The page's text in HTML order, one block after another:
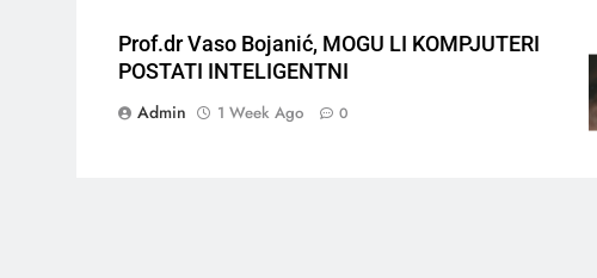
Prof.dr Vaso Bojanić, MOGU LI KOMPJUTERI
POSTATI INTELIGENTNI
Admin
1 Week Ago 0